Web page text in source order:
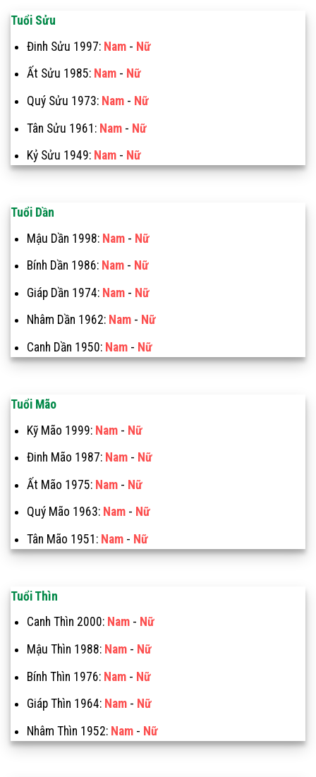
Tuổi Sửu
Đinh Sửu 1997: Nam- Nữ
Ất Sửu 1985: Nam- Nữ
Quý Sửu 1973: Nam- Nữ
Tân Sửu 1961: Nam- Nữ
Kỷ Sửu 1949: Nam- Nữ
Tuổi Dần
Mậu Dần 1998: Nam- Nữ
Bính Dần 1986: Nam- Nữ
Giáp Dần 1974: Nam- Nữ
Nhâm Dần 1962: Nam- Nữ
Canh Dần 1950: Nam- Nữ
Tuổi Mão
Kỹ Mão 1999: Nam- Nữ
Đinh Mão 1987: Nam- Nữ
Ất Mão 1975: Nam- Nữ
Quý Mão 1963: Nam- Nữ
Tân Mão 1951: Nam- Nữ
Tuổi Thìn
Canh Thìn 2000: Nam- Nữ
Mậu Thìn 1988: Nam- Nữ
Bính Thìn 1976: Nam- Nữ
Giáp Thìn 1964: Nam- Nữ
Nhâm Thìn 1952: Nam- Nữ